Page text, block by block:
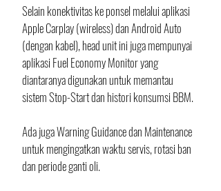
Selain konektivitas ke ponsel melalui aplikasi
Apple Carplay (wireless) dan Android Auto
(dengan kabel), head unit ini juga mempunyai
aplikasi Fuel Economy Monitor yang
diantaranya digunakan untuk memantau
sistem Stop-Start dan histori konsumsi BBM.
Ada juga Warning Guidance dan Maintenance
untuk mengingatkan waktu servis, rotasi ban
dan periode ganti oli.